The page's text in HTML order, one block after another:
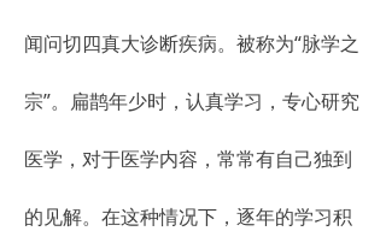
在线报名
闻问切四真大诊断疾病。被称为“脉学之
宗”。扁鹊年少时，认真学习，专心研究
医学，对于医学内容，常常有自己独到
的见解。在这种情况下，逐年的学习积